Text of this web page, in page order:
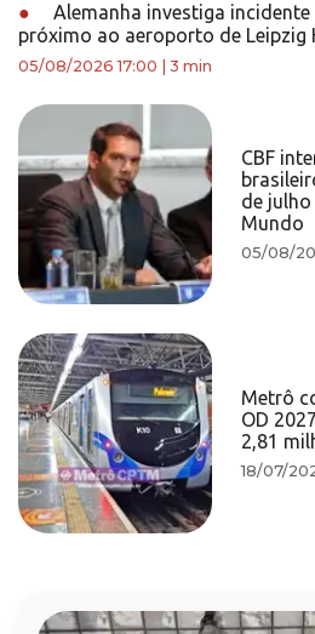
●
Alemanha investiga
próximo ao aeroporto de Leipzig
05/08/2026 17:00 3 min
CBF
de
Mundo
05/08/
Metrô
OD
2,81
18/07/